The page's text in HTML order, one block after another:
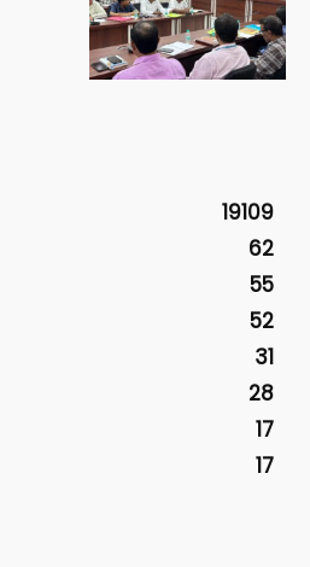
19109
62
55
52
31
28
17
17